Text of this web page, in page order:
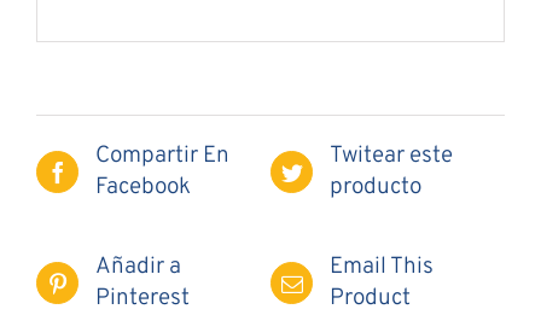
Compartir En
Facebook
Twitear este
producto
Añadir a
Pinterest
Email This
Product